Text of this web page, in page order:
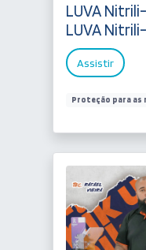
LUVA
LUVA
Assistir
Proteção para as